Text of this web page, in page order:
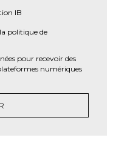
IB
politique de
pour recevoir des
numériques